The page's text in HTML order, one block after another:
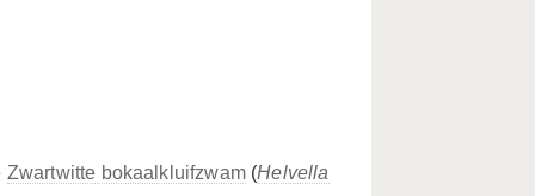
Zwartwitte bokaalkluifzwam(Helvella